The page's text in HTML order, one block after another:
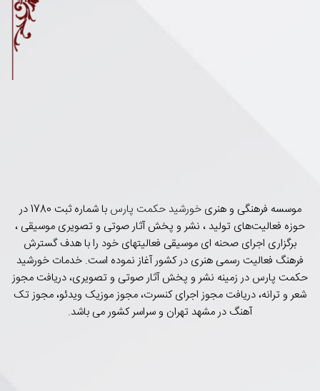
موسسه فرهنگی و هنریخورشید حکمت پارس
با شماره ثبت 1780 در
حوزه فعالیت‌های تولید ، نشر و پخش آثار صوتی و تصویری موسیقی ،
برگزاری اجرای صحنه ای موسیقی فعالیتهای خود را با هدف گسترش
فرهنگ فعالیت رسمی هنری در کشور آغاز نموده است. خدمات خورشید
حکمت پارس در زمینه نشر و پخش آثار صوتی و تصویری، دریافت مجوز
شعر و ترانه، دریافت مجوز اجرای کنسرت، مجوز موزیک ویدئو، مجوز تک
آهنگ در مشهد تهران و سراسر کشور می باشد.